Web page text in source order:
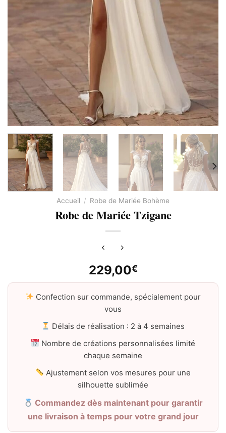
Accueil / Robe de Mariée Bohème
Robe de Mariée Tzigane​
229,00€
Confection sur commande, spécialement pour
vous
Délais de réalisation : 2 à 4 semaines
Nombre de créations personnalisées limité
chaque semaine
Ajustement selon vos mesures pour une
silhouette sublimée
Commandez dès maintenant pour garantir
une livraison à temps pour votre grand jour